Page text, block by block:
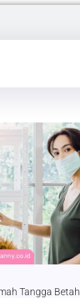
Tangga Betah